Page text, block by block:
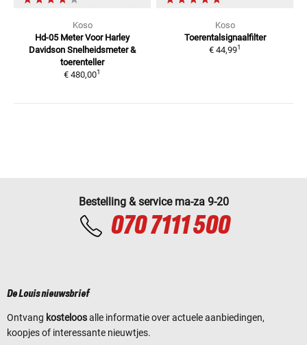
Koso
Hd-05 Meter Voor Harley
Davidson Snelheidsmeter &
toerenteller
€ 480,001
Koso
Toerentalsignaalfilter
€ 44,991
Bestelling & service ma-za 9-20
070 7111 500
De Louis nieuwsbrief
Ontvang kosteloosalle informatie over actuele aanbiedingen,
koopjes of interessante nieuwtjes.